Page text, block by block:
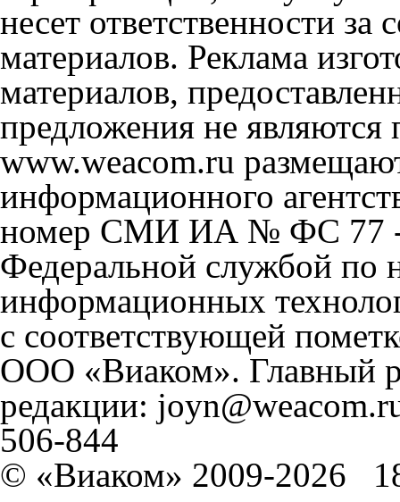
несет ответственности
материалов. Реклама
материалов,
предложения не
www.weacom.ru
информационного
номер СМИ ИА № ФС 77 -
Федеральной службой по
информационных
с соответствующей
ООО «Виаком». Главный
редакции:
506-844
© «Виаком» 2009-2026